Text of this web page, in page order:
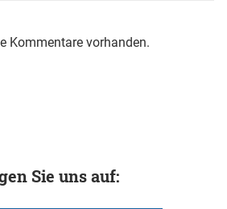
Kommentare vorhanden.
Sie uns auf: